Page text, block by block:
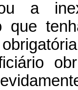
ou a
que